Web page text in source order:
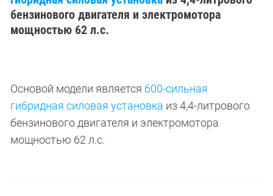
бензинового двигателя и электромотора
мощностью 62 л.с.
Основой модели является 600-сильная
гибридная силовая установка из 4,4-литрового
бензинового двигателя и электромотора
мощностью 62 л.с.